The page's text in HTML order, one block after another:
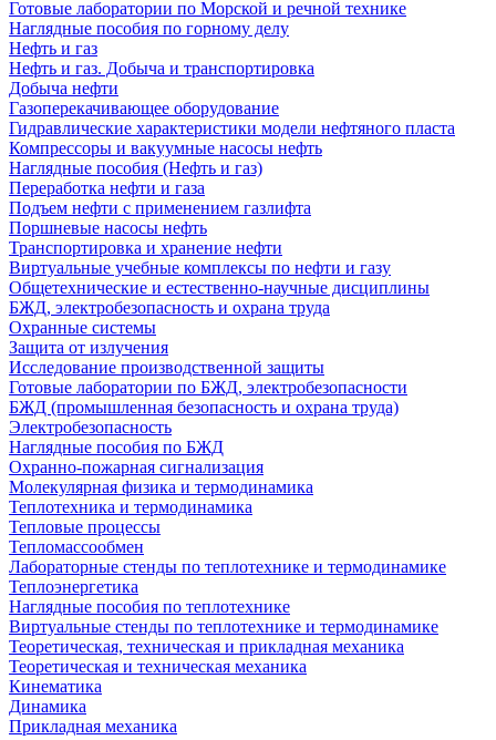
Готовые лаборатории по Морской и речной технике
Наглядные пособия по горному делу
Нефть и газ
Нефть и газ. Добыча и транспортировка
Добыча нефти
Газоперекачивающее оборудование
Гидравлические характеристики модели нефтяного пласта
Компрессоры и вакуумные насосы нефть
Наглядные пособия (Нефть и газ)
Переработка нефти и газа
Подъем нефти с применением газлифта
Поршневые насосы нефть
Транспортировка и хранение нефти
Виртуальные учебные комплексы по нефти и газу
Общетехнические и естественно-научные дисциплины
БЖД, электробезопасность и охрана труда
Охранные системы
Защита от излучения
Исследование производственной защиты
Готовые лаборатории по БЖД, электробезопасности
БЖД (промышленная безопасность и охрана труда)
Электробезопасность
Наглядные пособия по БЖД
Охранно-пожарная сигнализация
Молекулярная физика и термодинамика
Теплотехника и термодинамика
Тепловые процессы
Тепломассообмен
Лабораторные стенды по теплотехнике и термодинамике
Теплоэнергетика
Наглядные пособия по теплотехнике
Виртуальные стенды по теплотехнике и термодинамике
Теоретическая, техническая и прикладная механика
Теоретическая и техническая механика
Кинематика
Динамика
Прикладная механика